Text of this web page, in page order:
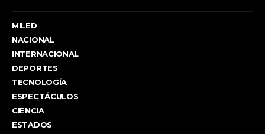
MILED
NACIONAL
INTERNACIONAL
DEPORTES
TECNOLOGÍA
ESPECTÁCULOS
CIENCIA
ESTADOS